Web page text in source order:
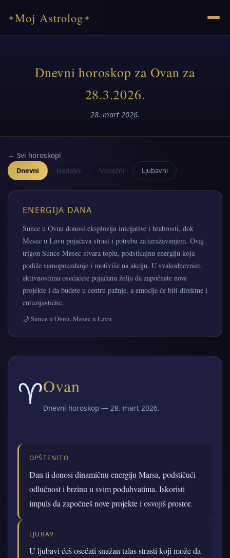
✦Moj Astrolog✦
Dnevni horoskop za Ovan za
28.3.2026.
28. mart 2026.
← Svi horoskopi
Dnevni Nedeljni Mesečni Ljubavni
ENERGIJA DANA
Sunce u Ovnu donosi eksploziju inicijative i hrabrosti, dok
Mesec u Lavu pojačava strast i potrebu za izražavanjem. Ovaj
trigon Sunce‑Mesec stvara toplu, podsticajnu energiju koja
podiže samopouzdanje i motiviše na akciju. U svakodnevnim
aktivnostima osećaćete pojačanu želju da započnete nove
projekte i da budete u centru pažnje, a emocije će biti direktne i
entuzijastične.
🌙 Sunce u Ovnu, Mesec u Lavu
♈Ovan
Dnevni horoskop — 28. mart 2026.
OPŠTENITO
Dan ti donosi dinamičnu energiju Marsa, podstičući
odlučnost i brzinu u svim poduhvatima. Iskoristi
impuls da započneš nove projekte i osvojiš prostor.
LJUBAV
U ljubavi ćeš osećati snažan talas strasti koji može da